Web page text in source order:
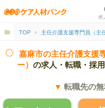
求
TOP 主任介護支援専門員（主
嘉麻市の主任介護支援
ー）の求人・転職・採
▼ 転職先の